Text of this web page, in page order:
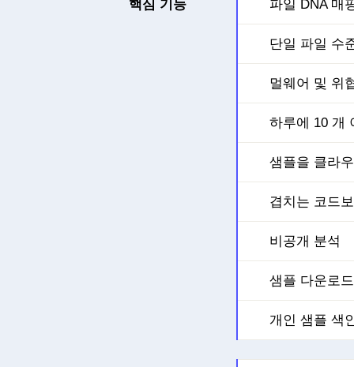
핵심 기능 파일 DNA 매
단일 파일 수
멀웨어 및 위
하루에 10 개
샘플을 클라
겹치는 코드
비공개 분석
샘플 다운로드
개인 샘플 색